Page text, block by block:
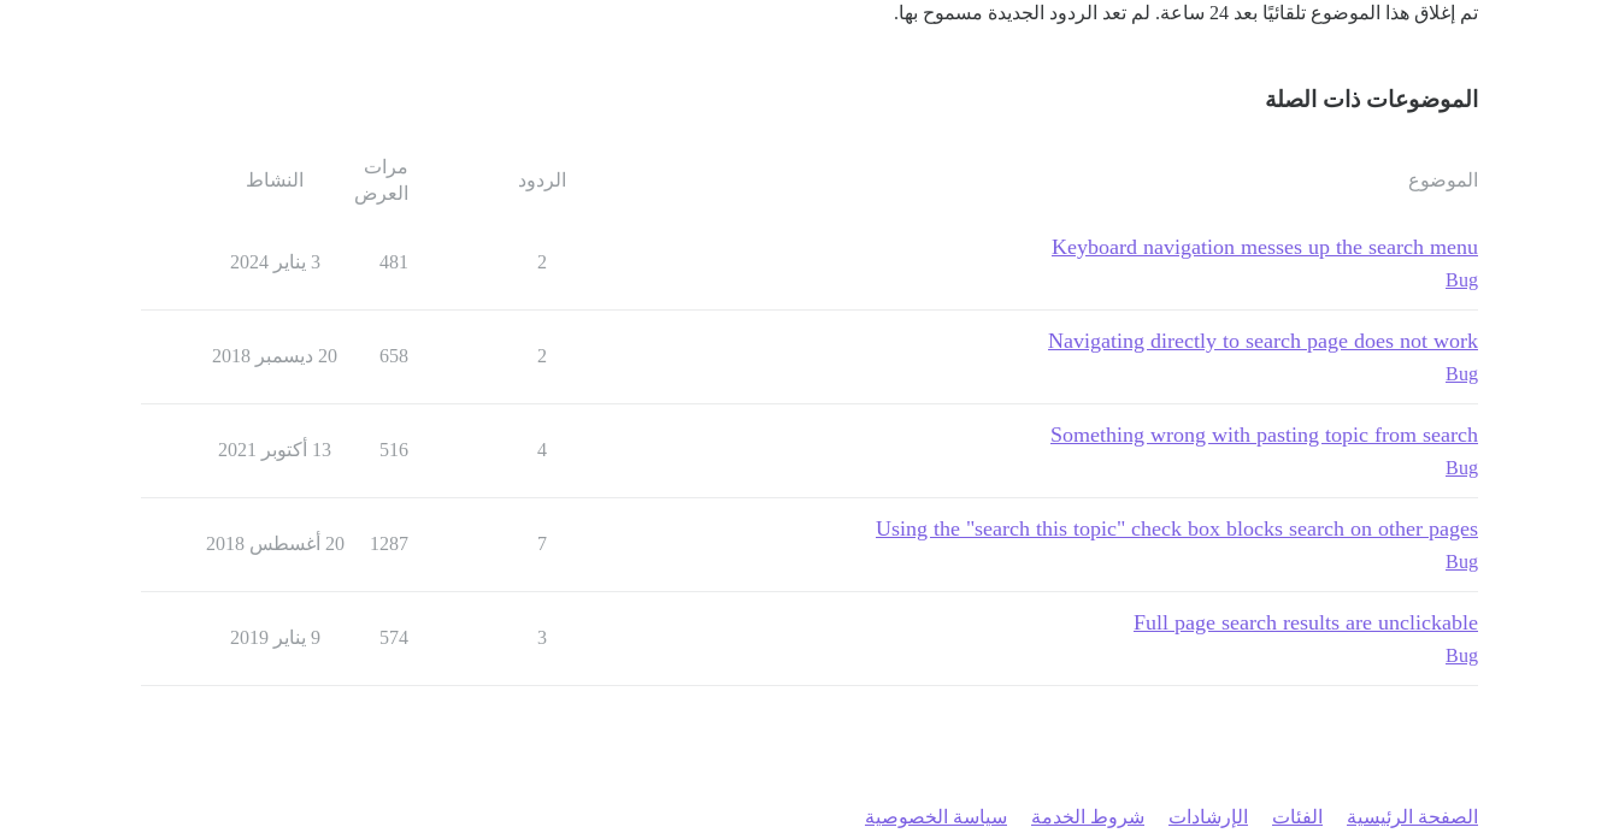
تم إغلاق هذا الموضوع تلقائيًا بعد 24 ساعة. لم تعد الردود الجديدة مسموح بها.
الموضوعات ذات الصلة
الموضوع الردود
مرات
العرض
النشاط
Keyboard navigation messes up the search menu
Bug
2
481 3 يناير 2024
Navigating directly to search page does not work
Bug
2
658 20 ديسمبر 2018
Something wrong with pasting topic from search
Bug
4
516 13 أكتوبر 2021
Using the "search this topic" check box blocks search on other pages
Bug
7
1287 20 أغسطس 2018
Full page search results are unclickable
Bug
3
574 9 يناير 2019
الصفحة الرئيسية الفئات الإرشادات شروط الخدمة سياسة الخصوصية